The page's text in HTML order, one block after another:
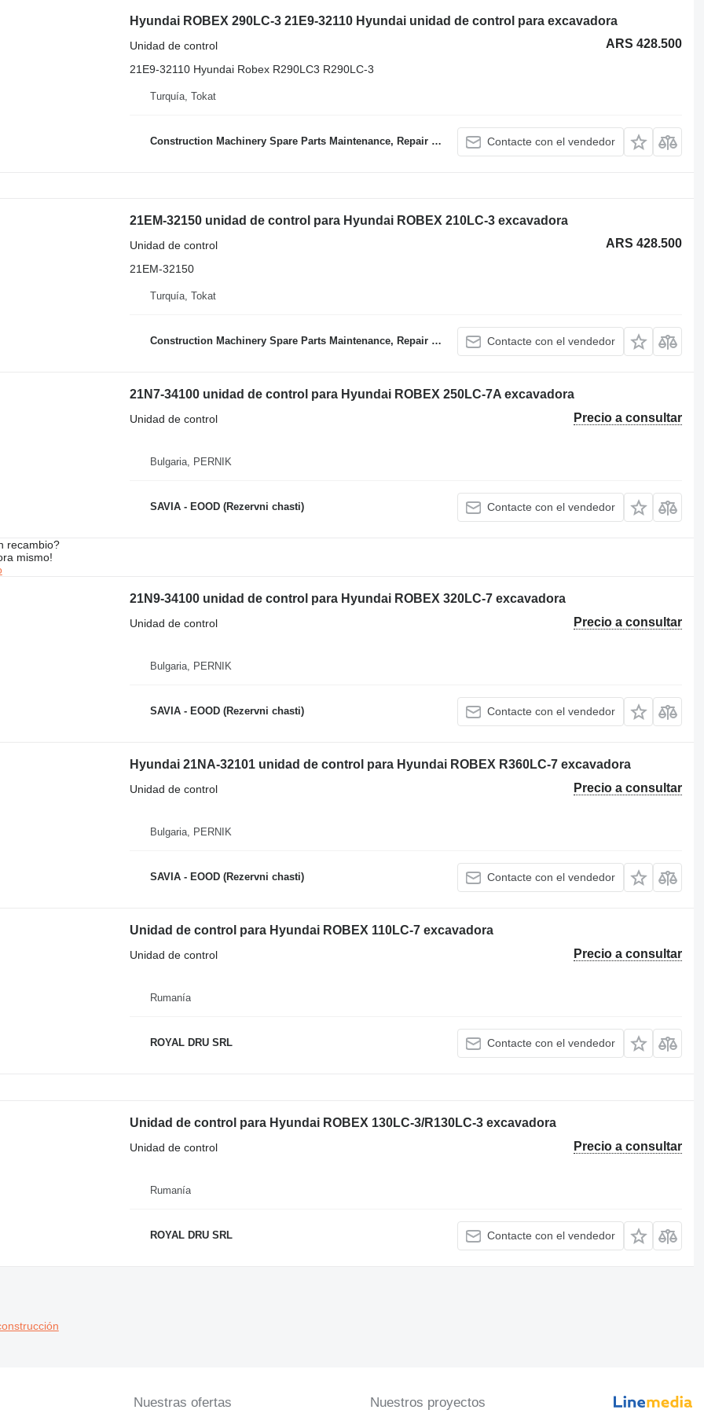
Hyundai ROBEX 290LC-3 21E9-32110 Hyundai unidad de control para excavadora
ARS 428.500
Unidad de control
21E9-32110 Hyundai Robex R290LC3 R290LC-3
Turquía, Tokat
Construction Machinery Spare Parts Maintenance, Repair and Sales Company Contacte con el vendedor
21EM-32150 unidad de control para Hyundai ROBEX 210LC-3 excavadora
ARS 428.500
Unidad de control
21EM-32150
Turquía, Tokat
Construction Machinery Spare Parts Maintenance, Repair and Sales Company Contacte con el vendedor
21N7-34100 unidad de control para Hyundai ROBEX 250LC-7A excavadora
Precio a consultar
Unidad de control
Bulgaria, PERNIK
SAVIA - EOOD (Rezervni chasti) Contacte con el vendedor
recambio?
mismo!
21N9-34100 unidad de control para Hyundai ROBEX 320LC-7 excavadora
Precio a consultar
Unidad de control
Bulgaria, PERNIK
SAVIA - EOOD (Rezervni chasti) Contacte con el vendedor
Hyundai 21NA-32101 unidad de control para Hyundai ROBEX R360LC-7 excavadora
Precio a consultar
Unidad de control
Bulgaria, PERNIK
SAVIA - EOOD (Rezervni chasti) Contacte con el vendedor
Unidad de control para Hyundai ROBEX 110LC-7 excavadora
Precio a consultar
Unidad de control
Rumanía
ROYAL DRU SRL Contacte con el vendedor
Unidad de control para Hyundai ROBEX 130LC-3/R130LC-3 excavadora
Precio a consultar
Unidad de control
Rumanía
ROYAL DRU SRL Contacte con el vendedor
Nuestras ofertas Nuestros proyectos